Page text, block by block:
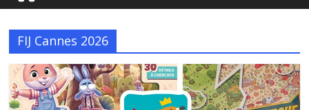
FIJ Cannes 2026